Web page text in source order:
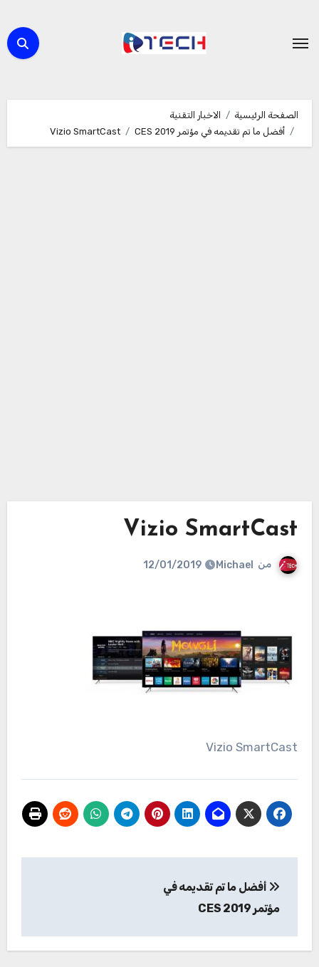
المحتوى
الصفحة الرئيسية
الاخبار التقنية
أفضل ما تم تقديمه في مؤتمر CES 2019
Vizio SmartCast
Vizio SmartCast
من Michael
12/01/2019
Vizio SmartCast
المقالات
أفضل ما تم تقديمه في
مؤتمر CES 2019